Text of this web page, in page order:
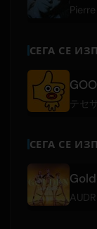
СЕГА СЕ
テセ
СЕГА СЕ